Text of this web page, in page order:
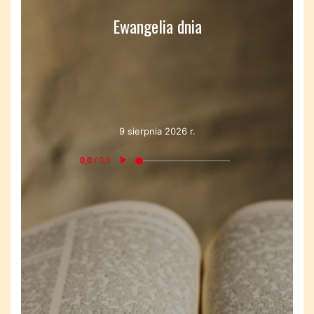
Ewangelia dnia
9 sierpnia 2026 r.